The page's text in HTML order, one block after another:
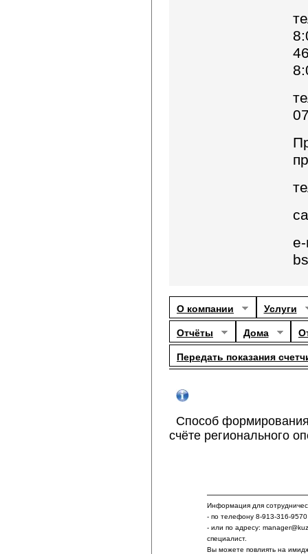
О компании Услуги
Отчёты Дома
Передать показания
Способ
счёте регионального
Информация для
- по телефону 8-913-316-9570
- или по адресу:
специалист.
Вы можете повлиять на